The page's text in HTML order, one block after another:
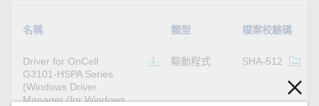
名稱 類型 檔案校驗碼
Driver for OnCell
G3101-HSPA Series
(Windows Driver
Manager (for Windows
驅動程式 SHA-512